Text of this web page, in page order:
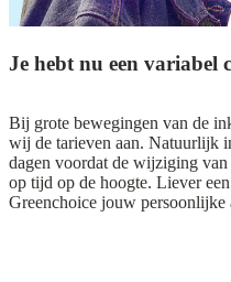
Je hebt nu een variabel
Bij grote bewegingen van de
wij de tarieven aan. Natuurlijk
dagen voordat de wijziging
op tijd op de hoogte. Liever
Greenchoice jouw persoonlijke